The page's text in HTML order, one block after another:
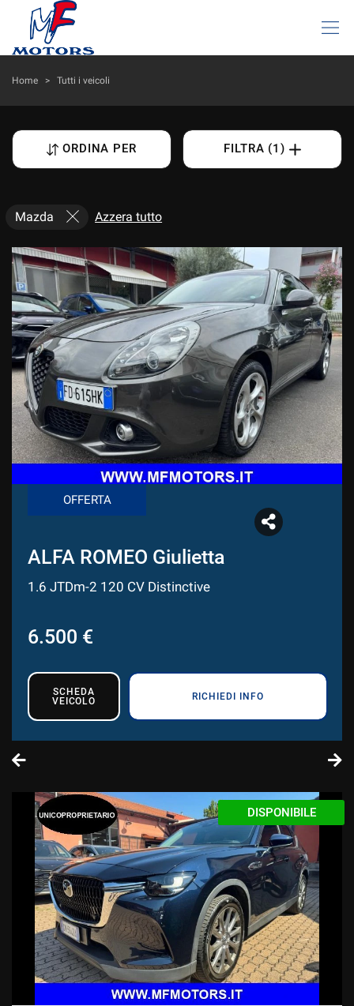
HOME
AZIENDA
I NOSTRI SERVIZI
DICONO DI NOI
ACQUISTIAMO USATO
ASSISTENZA
CONTATTI
CONTATTI
Home > Tutti i veicoli
ORDINA PER FILTRA (1)
Mazda Azzera tutto
OFFERTA
ALFA ROMEO Giulietta
1.6 JTDm-2 120 CV Distinctive
6.500 €
SCHEDA
VEICOLO
RICHIEDI INFO
AZIENDALE